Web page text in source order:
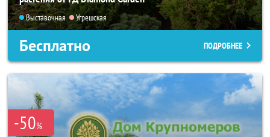
Выставочная Угрешская
Бесплатно ПОДРОБНЕЕ
-50%